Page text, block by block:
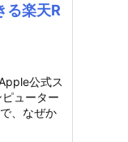
楽天R
公式ス
ューター
、なぜか